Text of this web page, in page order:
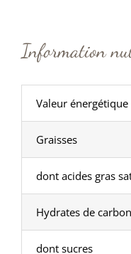
Information
Valeur énergétique
Graisses
dont acides gras
Hydrates de
dont sucres